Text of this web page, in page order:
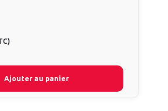
)
Ajouter au panier